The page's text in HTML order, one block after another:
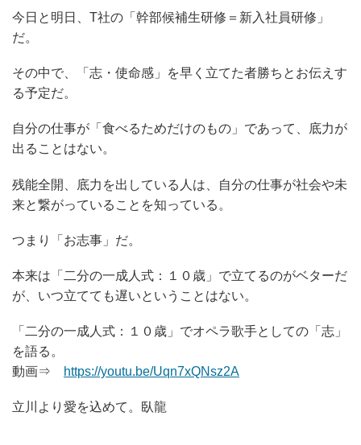
今日と明日、T社の「幹部候補生研修＝新入社員研修」
だ。
その中で、「志・使命感」を早く立てた者勝ちとお伝えす
る予定だ。
自分の仕事が「食べるためだけのもの」であって、底力が
出ることはない。
残能全開、底力を出している人は、自分の仕事が社会や未
来と繋がっていることを知っている。
つまり「お志事」だ。
本来は「二分の一成人式：１０歳」で立てるのがベターだ
が、いつ立てても遅いということはない。
「二分の一成人式：１０歳」でオペラ歌手としての「志」
を語る。
動画⇒
https://youtu.be/Uqn7xQNsz2A
立川より愛を込めて。臥龍